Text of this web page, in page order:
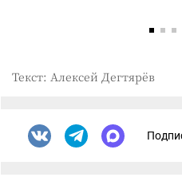
Текст: Алексей Дегтярёв